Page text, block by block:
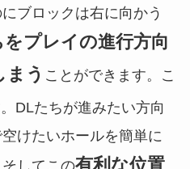
ブロックは右に向かう
プレイの進行方向
う ことができます。こ
DLたちが進みたい方向
けたいホールを簡単に
有利な位置